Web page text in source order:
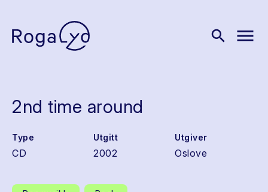
search menu
2nd time around
Type
CD
Utgitt
2002
Utgiver
Oslove